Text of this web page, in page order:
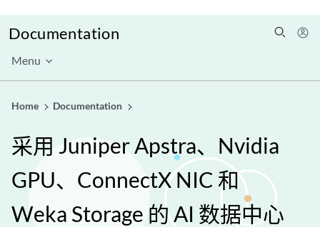
Documentation
Menu
Home Documentation
采用 Juniper Apstra、Nvidia
GPU、ConnectX NIC 和
Weka Storage 的 AI 数据中心